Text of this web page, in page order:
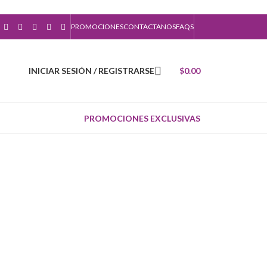
PROMOCIONESCONTACTANOSFAQS
INICIAR SESIÓN / REGISTRARSE $0.00
PROMOCIONES EXCLUSIVAS